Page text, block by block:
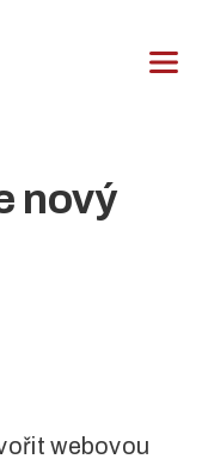
nový
webovou